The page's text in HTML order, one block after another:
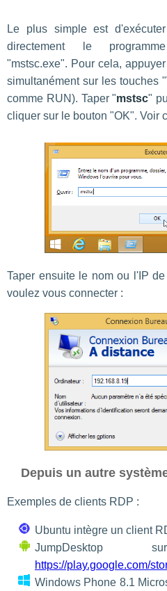
Le plus simple est d'exécuter
directement le programme
"mstsc.exe". Pour cela, appuyer
simultanément sur les touches
comme RUN). Taper "mstsc"
cliquer sur le bouton "OK". Voir
Taper ensuite le nom ou l'IP
voulez vous connecter :
Depuis un autre
Exemples de clients RDP :
Ubuntu intègre un client
https://play.google.com/
Windows Phone 8.1